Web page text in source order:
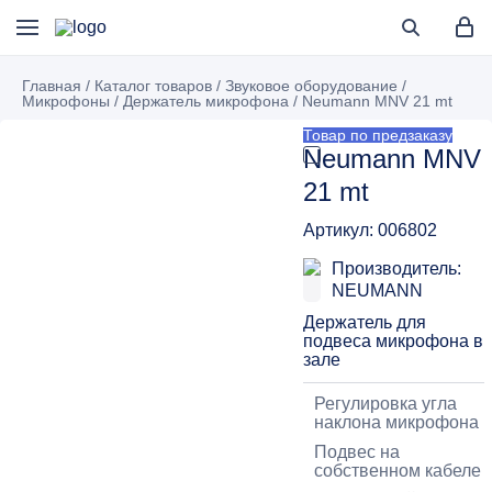
Главная / Каталог товаров / Звуковое оборудование /
Микрофоны / Держатель микрофона / Neumann MNV 21 mt
Товар по предзаказу
Neumann MNV
21 mt
Артикул: 006802
Производитель:
NEUMANN
Держатель для
подвеса микрофона в
зале
Регулировка угла
наклона микрофона
Подвес на
собственном кабеле